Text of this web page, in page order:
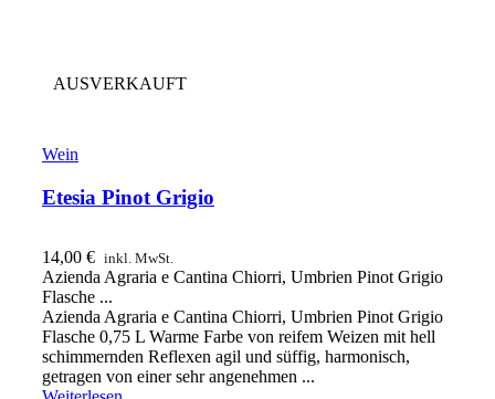
AUSVERKAUFT
Wein
Etesia Pinot Grigio
14,00 € inkl. MwSt.
Azienda Agraria e Cantina Chiorri, Umbrien Pinot Grigio
Flasche ...
Azienda Agraria e Cantina Chiorri, Umbrien Pinot Grigio
Flasche 0,75 L Warme Farbe von reifem Weizen mit hell
schimmernden Reflexen agil und süffig, harmonisch,
getragen von einer sehr angenehmen ...